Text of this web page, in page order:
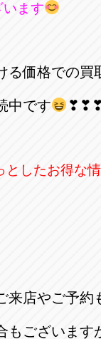
0569-35-
アップル
アップル
0587-66-
1
町5-2-8
長田35-1
ます
る価格での買
中です
としたお得な
来店やご予約
もございます